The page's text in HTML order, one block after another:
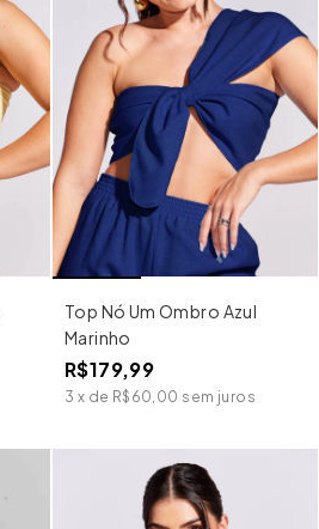
Top Nó Um Ombro Azul
Marinho
R$179,99
3 x de R$60,00 sem juros